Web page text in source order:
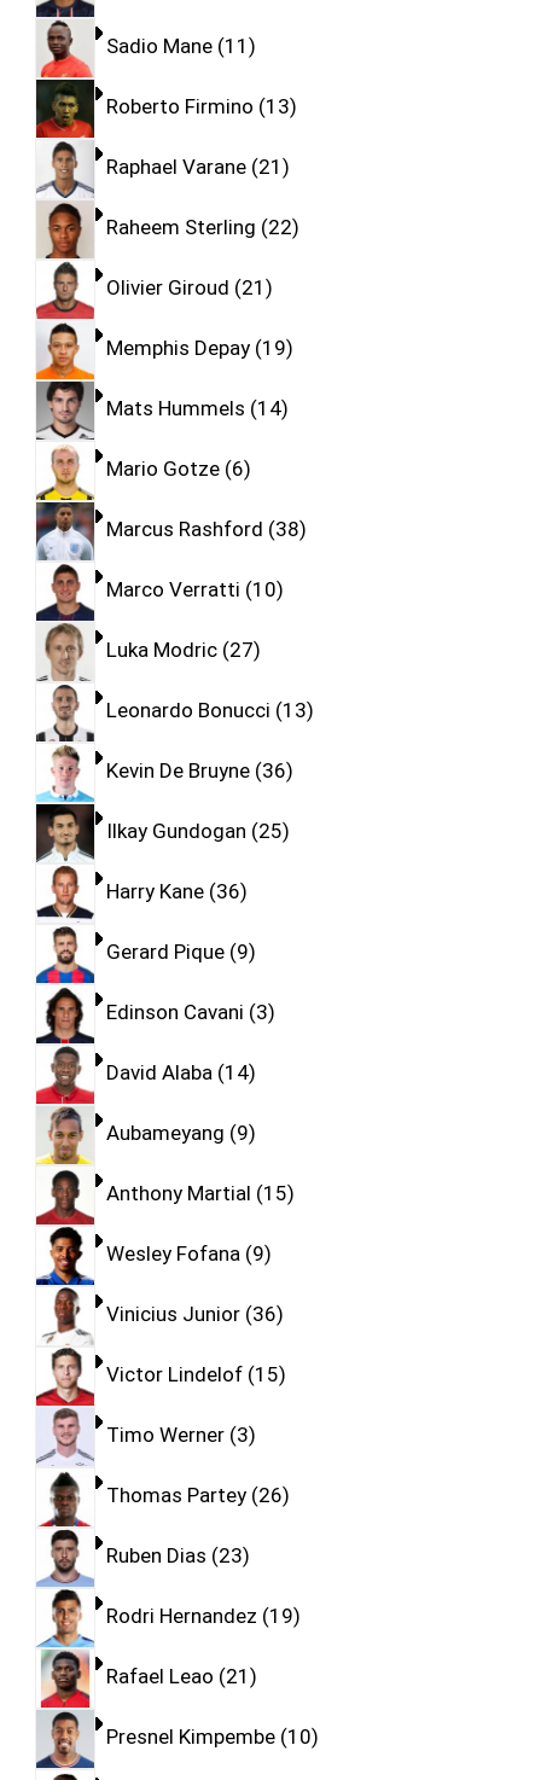
Sadio Mane 11
Roberto Firmino 13
Raphael Varane 21
Raheem Sterling 22
Olivier Giroud 21
Memphis Depay 19
Mats Hummels 14
Mario Gotze 6
Marcus Rashford 38
Marco Verratti 10
Luka Modric 27
Leonardo Bonucci 13
Kevin De Bruyne 36
Ilkay Gundogan 25
Harry Kane 36
Gerard Pique 9
Edinson Cavani 3
David Alaba 14
Aubameyang 9
Anthony Martial 15
Wesley Fofana 9
Vinicius Junior 36
Victor Lindelof 15
Timo Werner 3
Thomas Partey 26
Ruben Dias 23
Rodri Hernandez 19
Rafael Leao 21
Presnel Kimpembe 10